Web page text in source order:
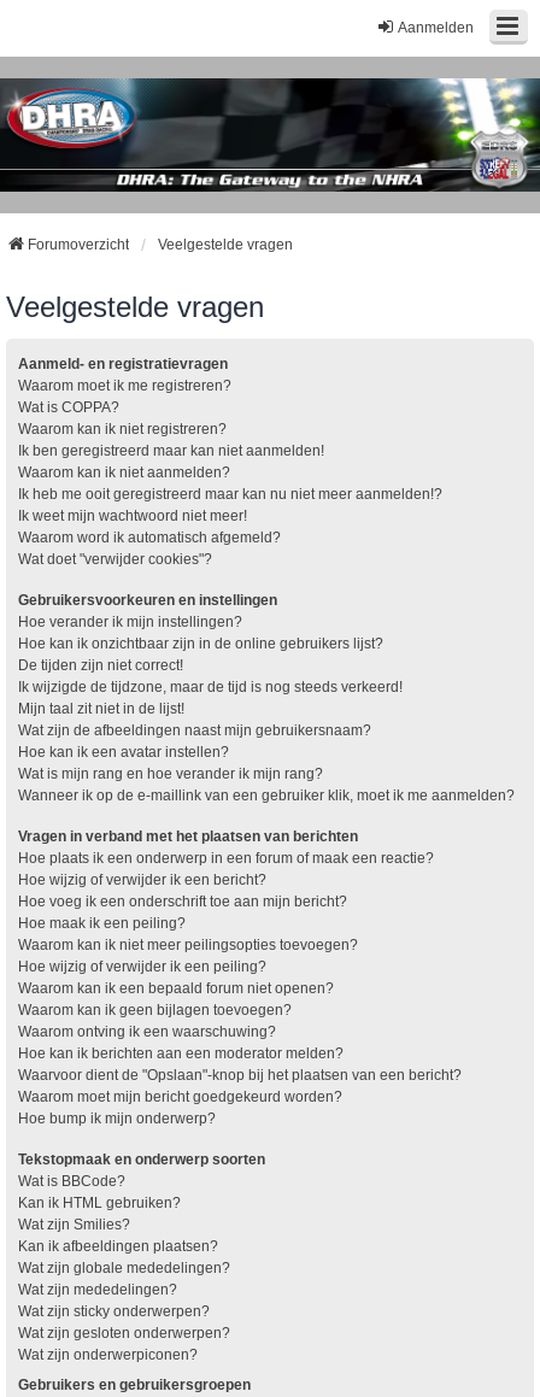
Aanmelden
Forumoverzicht Veelgestelde vragen
Veelgestelde vragen
Aanmeld- en registratievragen
Waarom moet ik me registreren?
Wat is COPPA?
Waarom kan ik niet registreren?
Ik ben geregistreerd maar kan niet aanmelden!
Waarom kan ik niet aanmelden?
Ik heb me ooit geregistreerd maar kan nu niet meer aanmelden!?
Ik weet mijn wachtwoord niet meer!
Waarom word ik automatisch afgemeld?
Wat doet "verwijder cookies"?
Gebruikersvoorkeuren en instellingen
Hoe verander ik mijn instellingen?
Hoe kan ik onzichtbaar zijn in de online gebruikers lijst?
De tijden zijn niet correct!
Ik wijzigde de tijdzone, maar de tijd is nog steeds verkeerd!
Mijn taal zit niet in de lijst!
Wat zijn de afbeeldingen naast mijn gebruikersnaam?
Hoe kan ik een avatar instellen?
Wat is mijn rang en hoe verander ik mijn rang?
Wanneer ik op de e-maillink van een gebruiker klik, moet ik me aanmelden?
Vragen in verband met het plaatsen van berichten
Hoe plaats ik een onderwerp in een forum of maak een reactie?
Hoe wijzig of verwijder ik een bericht?
Hoe voeg ik een onderschrift toe aan mijn bericht?
Hoe maak ik een peiling?
Waarom kan ik niet meer peilingsopties toevoegen?
Hoe wijzig of verwijder ik een peiling?
Waarom kan ik een bepaald forum niet openen?
Waarom kan ik geen bijlagen toevoegen?
Waarom ontving ik een waarschuwing?
Hoe kan ik berichten aan een moderator melden?
Waarvoor dient de "Opslaan"-knop bij het plaatsen van een bericht?
Waarom moet mijn bericht goedgekeurd worden?
Hoe bump ik mijn onderwerp?
Tekstopmaak en onderwerp soorten
Wat is BBCode?
Kan ik HTML gebruiken?
Wat zijn Smilies?
Kan ik afbeeldingen plaatsen?
Wat zijn globale mededelingen?
Wat zijn mededelingen?
Wat zijn sticky onderwerpen?
Wat zijn gesloten onderwerpen?
Wat zijn onderwerpiconen?
Gebruikers en gebruikersgroepen